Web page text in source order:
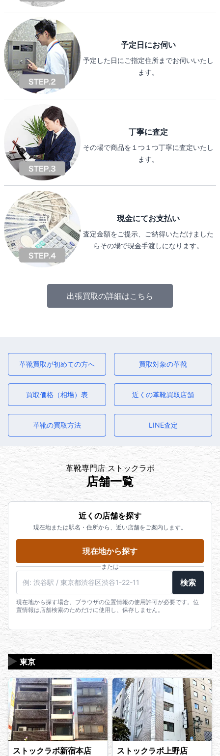
予定日にお伺い
予定した日にご指定住所までお伺いいたし
ます。
丁寧に査定
その場で商品を１つ１つ丁寧に査定いたし
ます。
現金にてお支払い
査定金額をご提示、ご納得いただけました
らその場で現金手渡しになります。
出張買取の詳細はこちら
革靴買取が初めての方へ 買取対象の革靴
買取価格（相場）表 近くの革靴買取店舗
革靴の買取方法 LINE査定
革靴専門店 ストックラボ
店舗一覧
近くの店舗を探す
現在地または駅名・住所から、近い店舗をご案内します。
現在地から探す
または
検索
現在地から探す場合、ブラウザの位置情報の使用許可が必要です。位
置情報は店舗検索のためだけに使用し、保存しません。
東京
▶
ストックラボ新宿本店
ストックラボ上野店